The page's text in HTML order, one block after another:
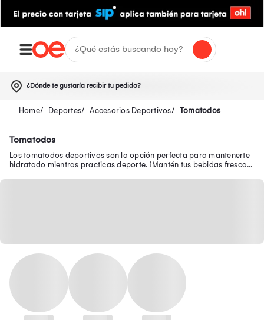
¿Dónde te gustaría recibir tu pedido?
Deportes Accesorios Deportivos Tomatodos
Tomatodos
Los tomatodos deportivos son la opción perfecta para mantenerte
hidratado mientras practicas deporte. ¡Mantén tus bebidas frescas